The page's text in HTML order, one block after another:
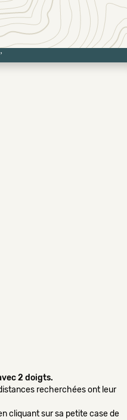
2 doigts.
recherchées ont leur
cliquant sur sa petite case de